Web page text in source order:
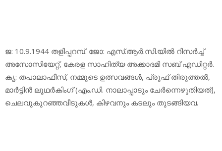
ജ: 10.9.1944 തളിപ്പറമ്പ്. ജോ: എസ്.ആര്‍.സി.യില്‍ റിസര്‍ച്ച്
അസോസിയേറ്റ്, കേരള സാഹിത്യ അക്കാദമി സബ് എഡിറ്റര്‍.
കൃ: തപാലാഫീസ്, നമ്മുടെ ഉത്സവങ്ങള്‍, പ്രൂഫ് തിരുത്തല്‍,
മാര്‍ട്ടിന്‍ ലൂഥര്‍കിംഗ് (എം.ഡി. നാലാപ്പാടും ചേര്‍ന്നെഴുതിയത്),
ചെലവുകുറഞ്ഞവീടുകള്‍, കിഴവനും കടലും തുടങ്ങിയവ.